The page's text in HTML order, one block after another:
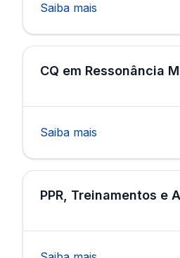
Saiba mais
CQ em Ressonância
Saiba mais
PPR, Treinamentos e